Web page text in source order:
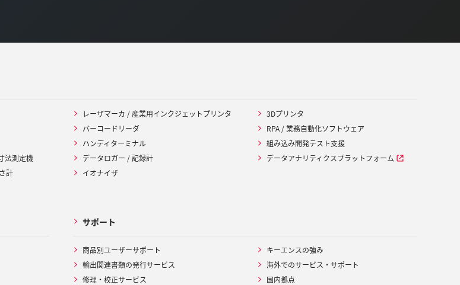
法測定機
計
レーザマーカ / 産業用インクジェットプリンタ
バーコードリーダ
ハンディターミナル
データロガー / 記録計
イオナイザ
3Dプリンタ
RPA / 業務自動化ソフトウェア
組み込み開発テスト支援
データアナリティクスプラットフォーム
サポート
商品別ユーザーサポート
輸出関連書類の発行サービス
修理・校正サービス
キーエンスの強み
海外でのサービス・サポート
国内拠点